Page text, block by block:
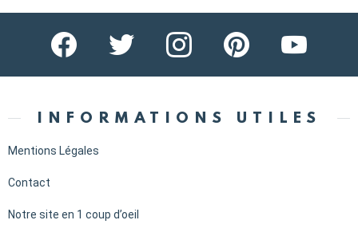
facebook twitter instagram pinterest
INFORMATIONS UTILES
Mentions Légales
Contact
Notre site en 1 coup d’oeil